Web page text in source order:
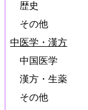
歴史
その他
中医学・漢方
中国医学
漢方・生薬
その他